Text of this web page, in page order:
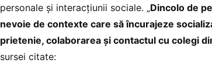
personale și interacțiunii sociale. „Dincolo de
nevoie de contexte care să încurajeze
prietenie, colaborarea și contactul cu colegi
sursei citate: